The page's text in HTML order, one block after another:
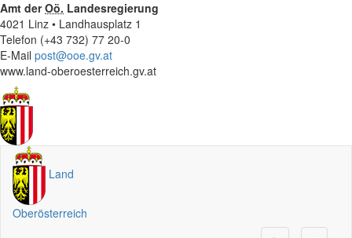
Amt derOö. Landesregierung
4021 Linz • Landhausplatz 1
Telefon (+43 732) 77 20-0
E-Mail post@ooe.gv.at
www.land-oberoesterreich.gv.at
Land
Oberösterreich